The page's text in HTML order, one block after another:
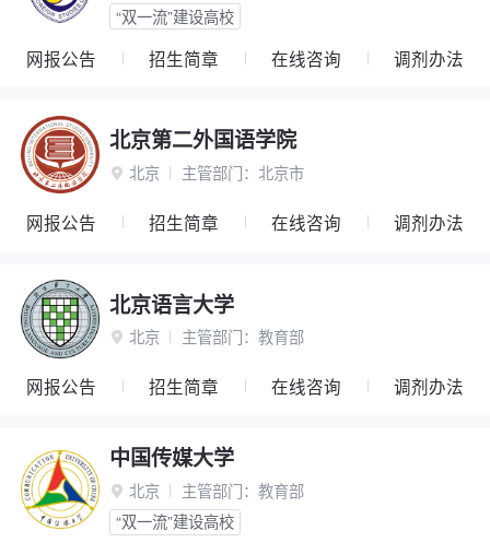
“双一流”建设高校
网报公告 招生简章 在线咨询 调剂办法
北京第二外国语学院
 北京 主管部门： 北京市
网报公告 招生简章 在线咨询 调剂办法
北京语言大学
 北京 主管部门： 教育部
网报公告 招生简章 在线咨询 调剂办法
中国传媒大学
 北京 主管部门： 教育部
“双一流”建设高校